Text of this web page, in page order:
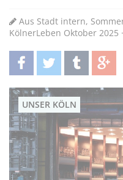
Aus Stadt intern,
KölnerLeben Oktober 2025
teilentwittern teilen teilen
UNSER KÖLN